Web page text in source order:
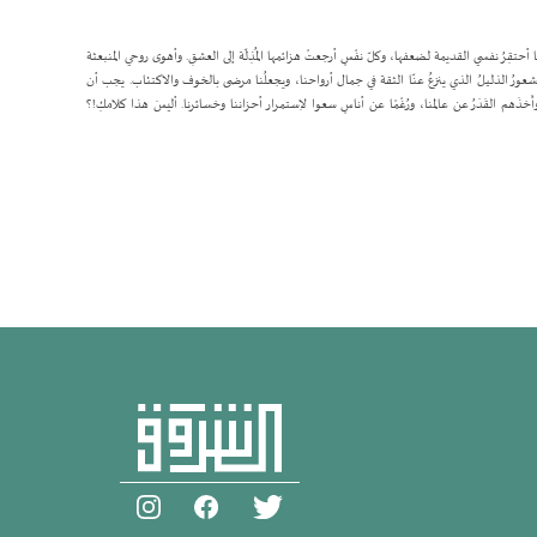
أحتقِرُ نفسي القديمة لضعفها، وكلّ نفْسٍ أرجعتْ هزائمها المُذِلّة إلى العشقِ. وأهوى روحي المنبعثة
الذليلُ الذي ينزعُ عنّا الثقة في جمال أرواحنا، ويجعلُنا مرضى بالخوف والاكتئاب. يجب أن
القَدَرُ عن عالمنا، ورُغْمًا عن أناسٍ سعوا لاِستمرار أحزاننا وخسائرنا. أليسَ هذا كلامكِ!؟